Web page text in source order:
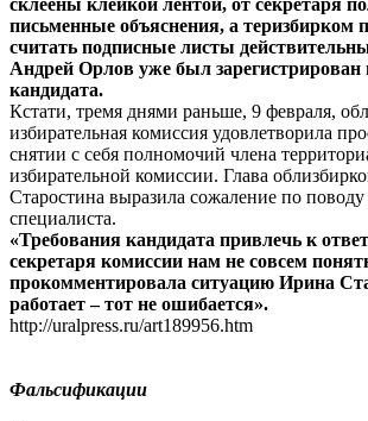
склеены клейкой лентой, от секретаря
письменные объяснения, а теризбирком
считать подписные листы
Андрей Орлов уже был зарегистрирован
кандидата.
Кстати, тремя днями раньше, 9 февраля,
избирательная комиссия удовлетворила
снятии с себя полномочий члена
избирательной комиссии. Глава
Старостина выразила сожаление по
специалиста.
«Требования кандидата привлечь к
секретаря комиссии нам не совсем
прокомментировала ситуацию Ирина
работает – тот не ошибается».
http://uralpress.ru/art189956.htm
Фальсификации